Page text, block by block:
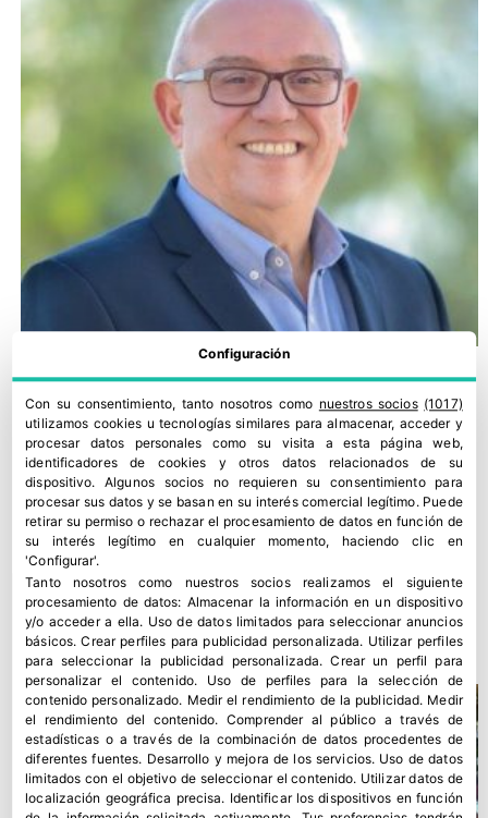
¿Por qué no exportamos fuera de Europa?
28 marzo, 2022
Configuración
Con su consentimiento, tanto nosotros como nuestros socios (1017)
utilizamos cookies u tecnologías similares para almacenar, acceder y
procesar datos personales como su visita a esta página web,
identificadores de cookies y otros datos relacionados de su
dispositivo. Algunos socios no requieren su consentimiento para
procesar sus datos y se basan en su interés comercial legítimo. Puede
retirar su permiso o rechazar el procesamiento de datos en función de
su interés legítimo en cualquier momento, haciendo clic en
'Configurar'.
Tanto nosotros como nuestros socios realizamos el siguiente
procesamiento de datos: Almacenar la información en un dispositivo
y/o acceder a ella. Uso de datos limitados para seleccionar anuncios
básicos.Crear perfiles para publicidad personalizada. Utilizar perfiles
para seleccionar la publicidad personalizada.Crear un perfil para
personalizar el contenido. Uso de perfiles para la selección de
contenido personalizado. Medir el rendimiento de la publicidad. Medir
el rendimiento del contenido.Comprender al público a través de
estadísticas o a través de la combinación de datos procedentes de
diferentes fuentes. Desarrollo y mejora de los servicios. Uso de datos
limitados con el objetivo de seleccionar el contenido. Utilizar datos de
localización geográfica precisa. Identificar los dispositivos en función